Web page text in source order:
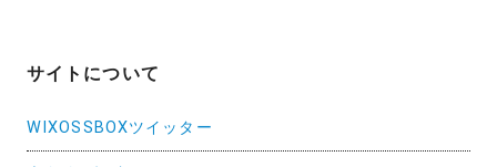
サイトについて
WIXOSSBOXツイッター